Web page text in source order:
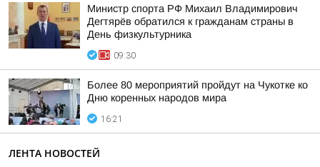
Министр спорта РФ Михаил Владимирович
Дегтярёв обратился к гражданам страны в
День физкультурника
09:30
Более 80 мероприятий пройдут на Чукотке ко
Дню коренных народов мира
16:21
ЛЕНТА НОВОСТЕЙ